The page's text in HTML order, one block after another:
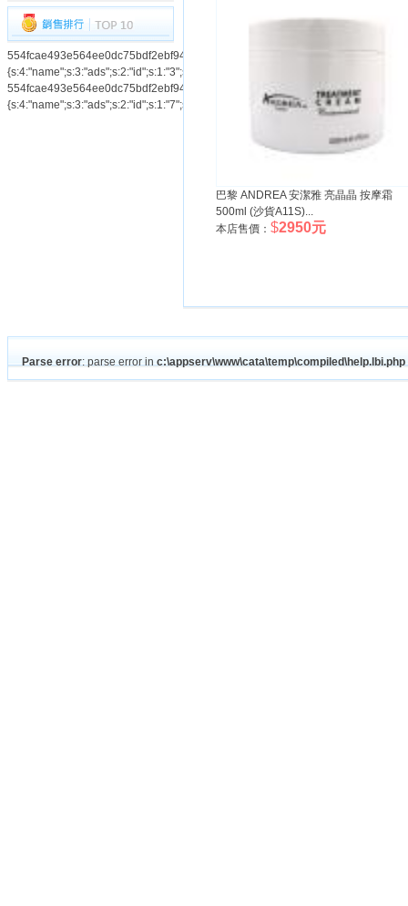
554fcae493e564ee0dc75bdf2ebf94caads|a:3:
554fcae493e564ee0dc75bdf2ebf94caads|a:3:
巴黎 ANDREA 安潔雅 亮晶晶 按摩霜
500ml (沙貨A11S)...
本店售價： $2950元
Parse error: parse error inc:\appserv\www\cata\temp\compiled\help.lbi.php